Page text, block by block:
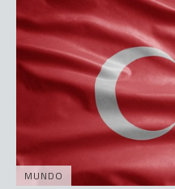
MUNDO